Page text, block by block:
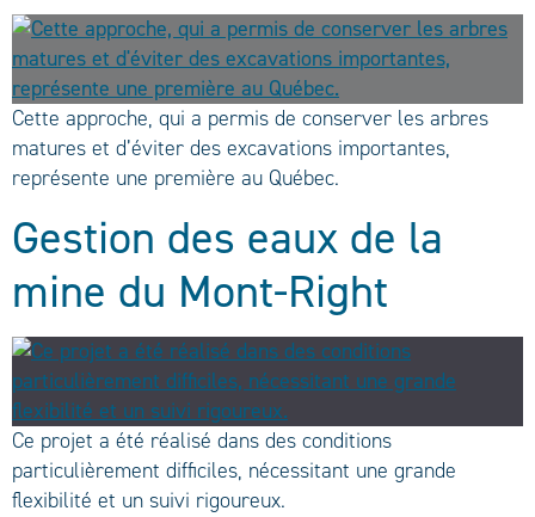
Cette approche, qui a permis de conserver les arbres
matures et d’éviter des excavations importantes,
représente une première au Québec.
Gestion des eaux de la
mine du Mont-Right
Ce projet a été réalisé dans des conditions
particulièrement difficiles, nécessitant une grande
flexibilité et un suivi rigoureux.